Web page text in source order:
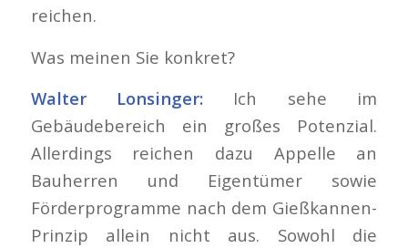
reichen.
Was meinen Sie konkret?
Walter Lonsinger: Ich sehe im
Gebäudebereich ein großes Potenzial.
Allerdings reichen dazu Appelle an
Bauherren und Eigentümer sowie
Förderprogramme nach dem Gießkannen-
Prinzip allein nicht aus. Sowohl die